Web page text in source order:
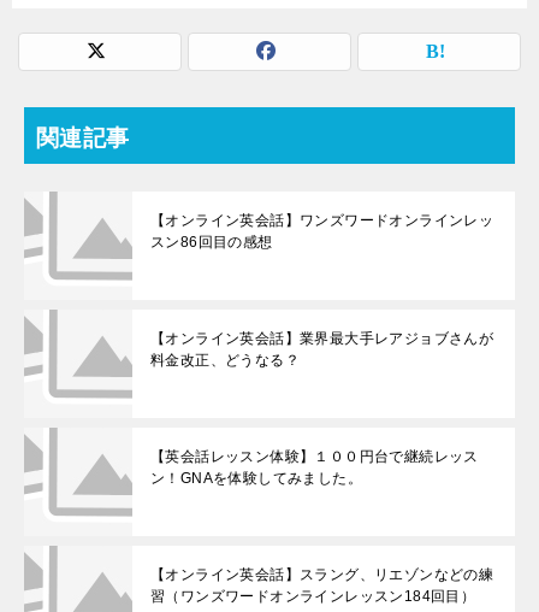
関連記事
【オンライン英会話】ワンズワードオンラインレッ
スン86回目の感想
【オンライン英会話】業界最大手レアジョブさんが
料金改正、どうなる？
【英会話レッスン体験】１００円台で継続レッス
ン！GNAを体験してみました。
【オンライン英会話】スラング、リエゾンなどの練
習（ワンズワードオンラインレッスン184回目）